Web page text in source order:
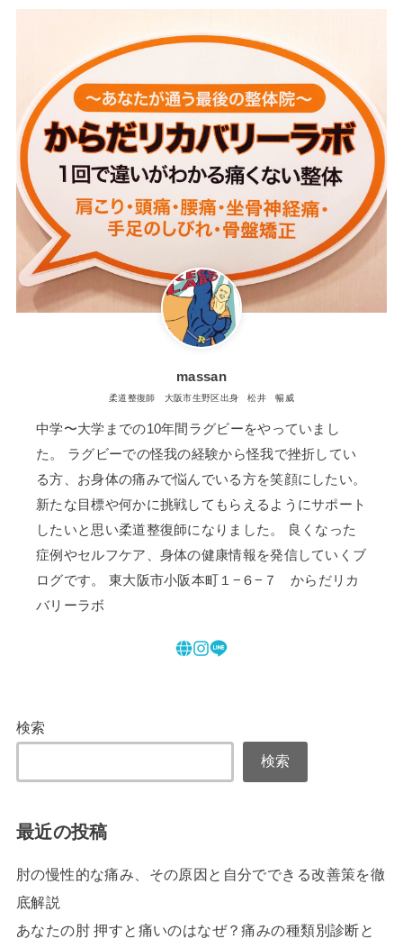
massan
柔道整復師 大阪市生野区出身 松井 暢威
中学〜大学までの10年間ラグビーをやっていまし
た。 ラグビーでの怪我の経験から怪我で挫折してい
る方、お身体の痛みで悩んでいる方を笑顔にしたい。
新たな目標や何かに挑戦してもらえるようにサポート
したいと思い柔道整復師になりました。 良くなった
症例やセルフケア、身体の健康情報を発信していくブ
ログです。 東大阪市小阪本町１−６−７ からだリカ
バリーラボ
検索
検索
最近の投稿
肘の慢性的な痛み、その原因と自分でできる改善策を徹
底解説
あなたの肘 押すと痛いのはなぜ？痛みの種類別診断と